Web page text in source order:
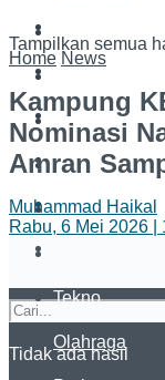
Semen
Bola
Tekno
Olahraga
Tidak ada hasil
Cerpen Kato
Pariwisata
Semen
Tekno
Olahraga
Tampilkan semua
Home News
Kampung
Nominasi
Amran
Muhammad Haikal
Rabu, 6 Mei 2026 |